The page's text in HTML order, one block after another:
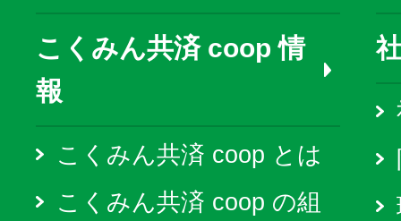
こくみん共済 coop 情
報
こくみん共済 coop とは
こくみん共済 coop の組